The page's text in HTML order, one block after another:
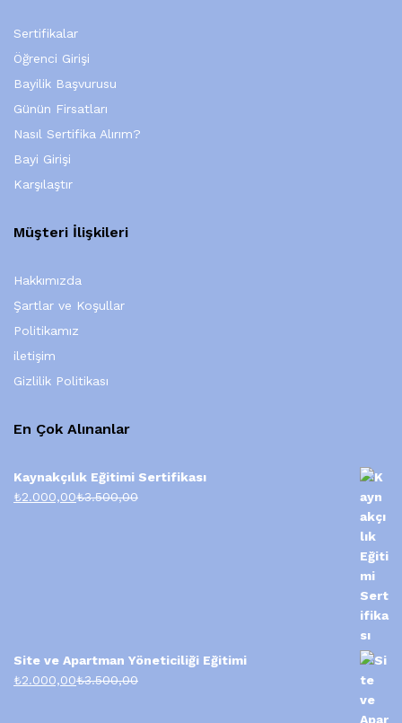
Sertifikalar
Öğrenci Girişi
Bayilik Başvurusu
Günün Firsatları
Nasıl Sertifika Alırım?
Bayi Girişi
Karşılaştır
Müşteri İlişkileri
Hakkımızda
Şartlar ve Koşullar
Politikamız
iletişim
Gizlilik Politikası
En Çok Alınanlar
Kaynakçılık Eğitimi Sertifikası
₺2.000,00₺3.500,00
Site ve Apartman Yöneticiliği Eğitimi
₺2.000,00₺3.500,00